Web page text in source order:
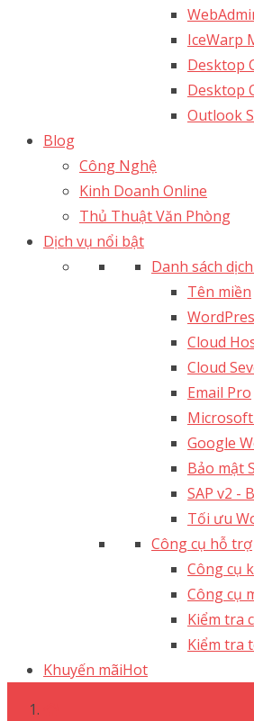
IceWarp
Desktop
Desktop
Outlook
Blog
Công Nghệ
Kinh Doanh Online
Thủ Thuật Văn Phòng
Dịch vụ nổi bật
Danh sách
Tên miền
Cloud
Cloud
Email Pro
Google
Bảo mật
SAP v2 -
Tối ưu
Công cụ hỗ trợ
Công cụ
Công cụ
Kiểm tra
Kiểm tra
Khuyến mãiHot